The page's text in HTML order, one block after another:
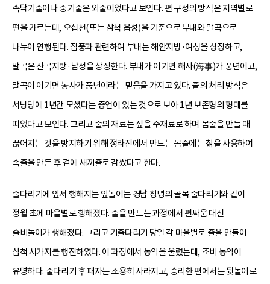
속닥기줄이나 중기줄은 외줄이었다고 보인다. 편 구성의 방식은 지역별로
편을 가르는데, 오십천(또는 삼척 읍성)을 기준으로 부내와 말곡으로
나누어 연행된다. 점풍과 관련하여 부내는 해안지방·여성을 상징하고,
말곡은 산곡지방·남성을 상징한다. 부내가 이기면 해사(海事)가 풍년이고,
말곡이 이기면 농사가 풍년이라는 믿음을 가지고 있다. 줄의 처리 방식은
서낭당에 1년간 모셨다는 증언이 있는 것으로 보아 1년 보존형의 형태를
띠었다고 보인다. 그리고 줄의 재료는 짚을 주재료로 하며 몸줄을 만들 때
끊어지는 것을 방지하기 위해 정라진에서 만드는 몸줄에는 칡을 사용하여
속줄을 만든 후 겉에 새끼줄로 감쌌다고 한다.
줄다리기에 앞서 행해지는 앞놀이는 경남 창녕의 골목 줄다리기와 같이
정월 초에 마을별로 행해졌다. 줄을 만드는 과정에서 편싸움 대신
술비놀이가 행해졌다. 그리고 기줄다리기 당일 각 마을별로 줄을 만들어
삼척 시가지를 행진하였다. 이 과정에서 농악을 울렸는데, 조비 농악이
유명하다. 줄다리기 후 패자는 조용히 사라지고, 승리한 편에서는 뒷놀이로